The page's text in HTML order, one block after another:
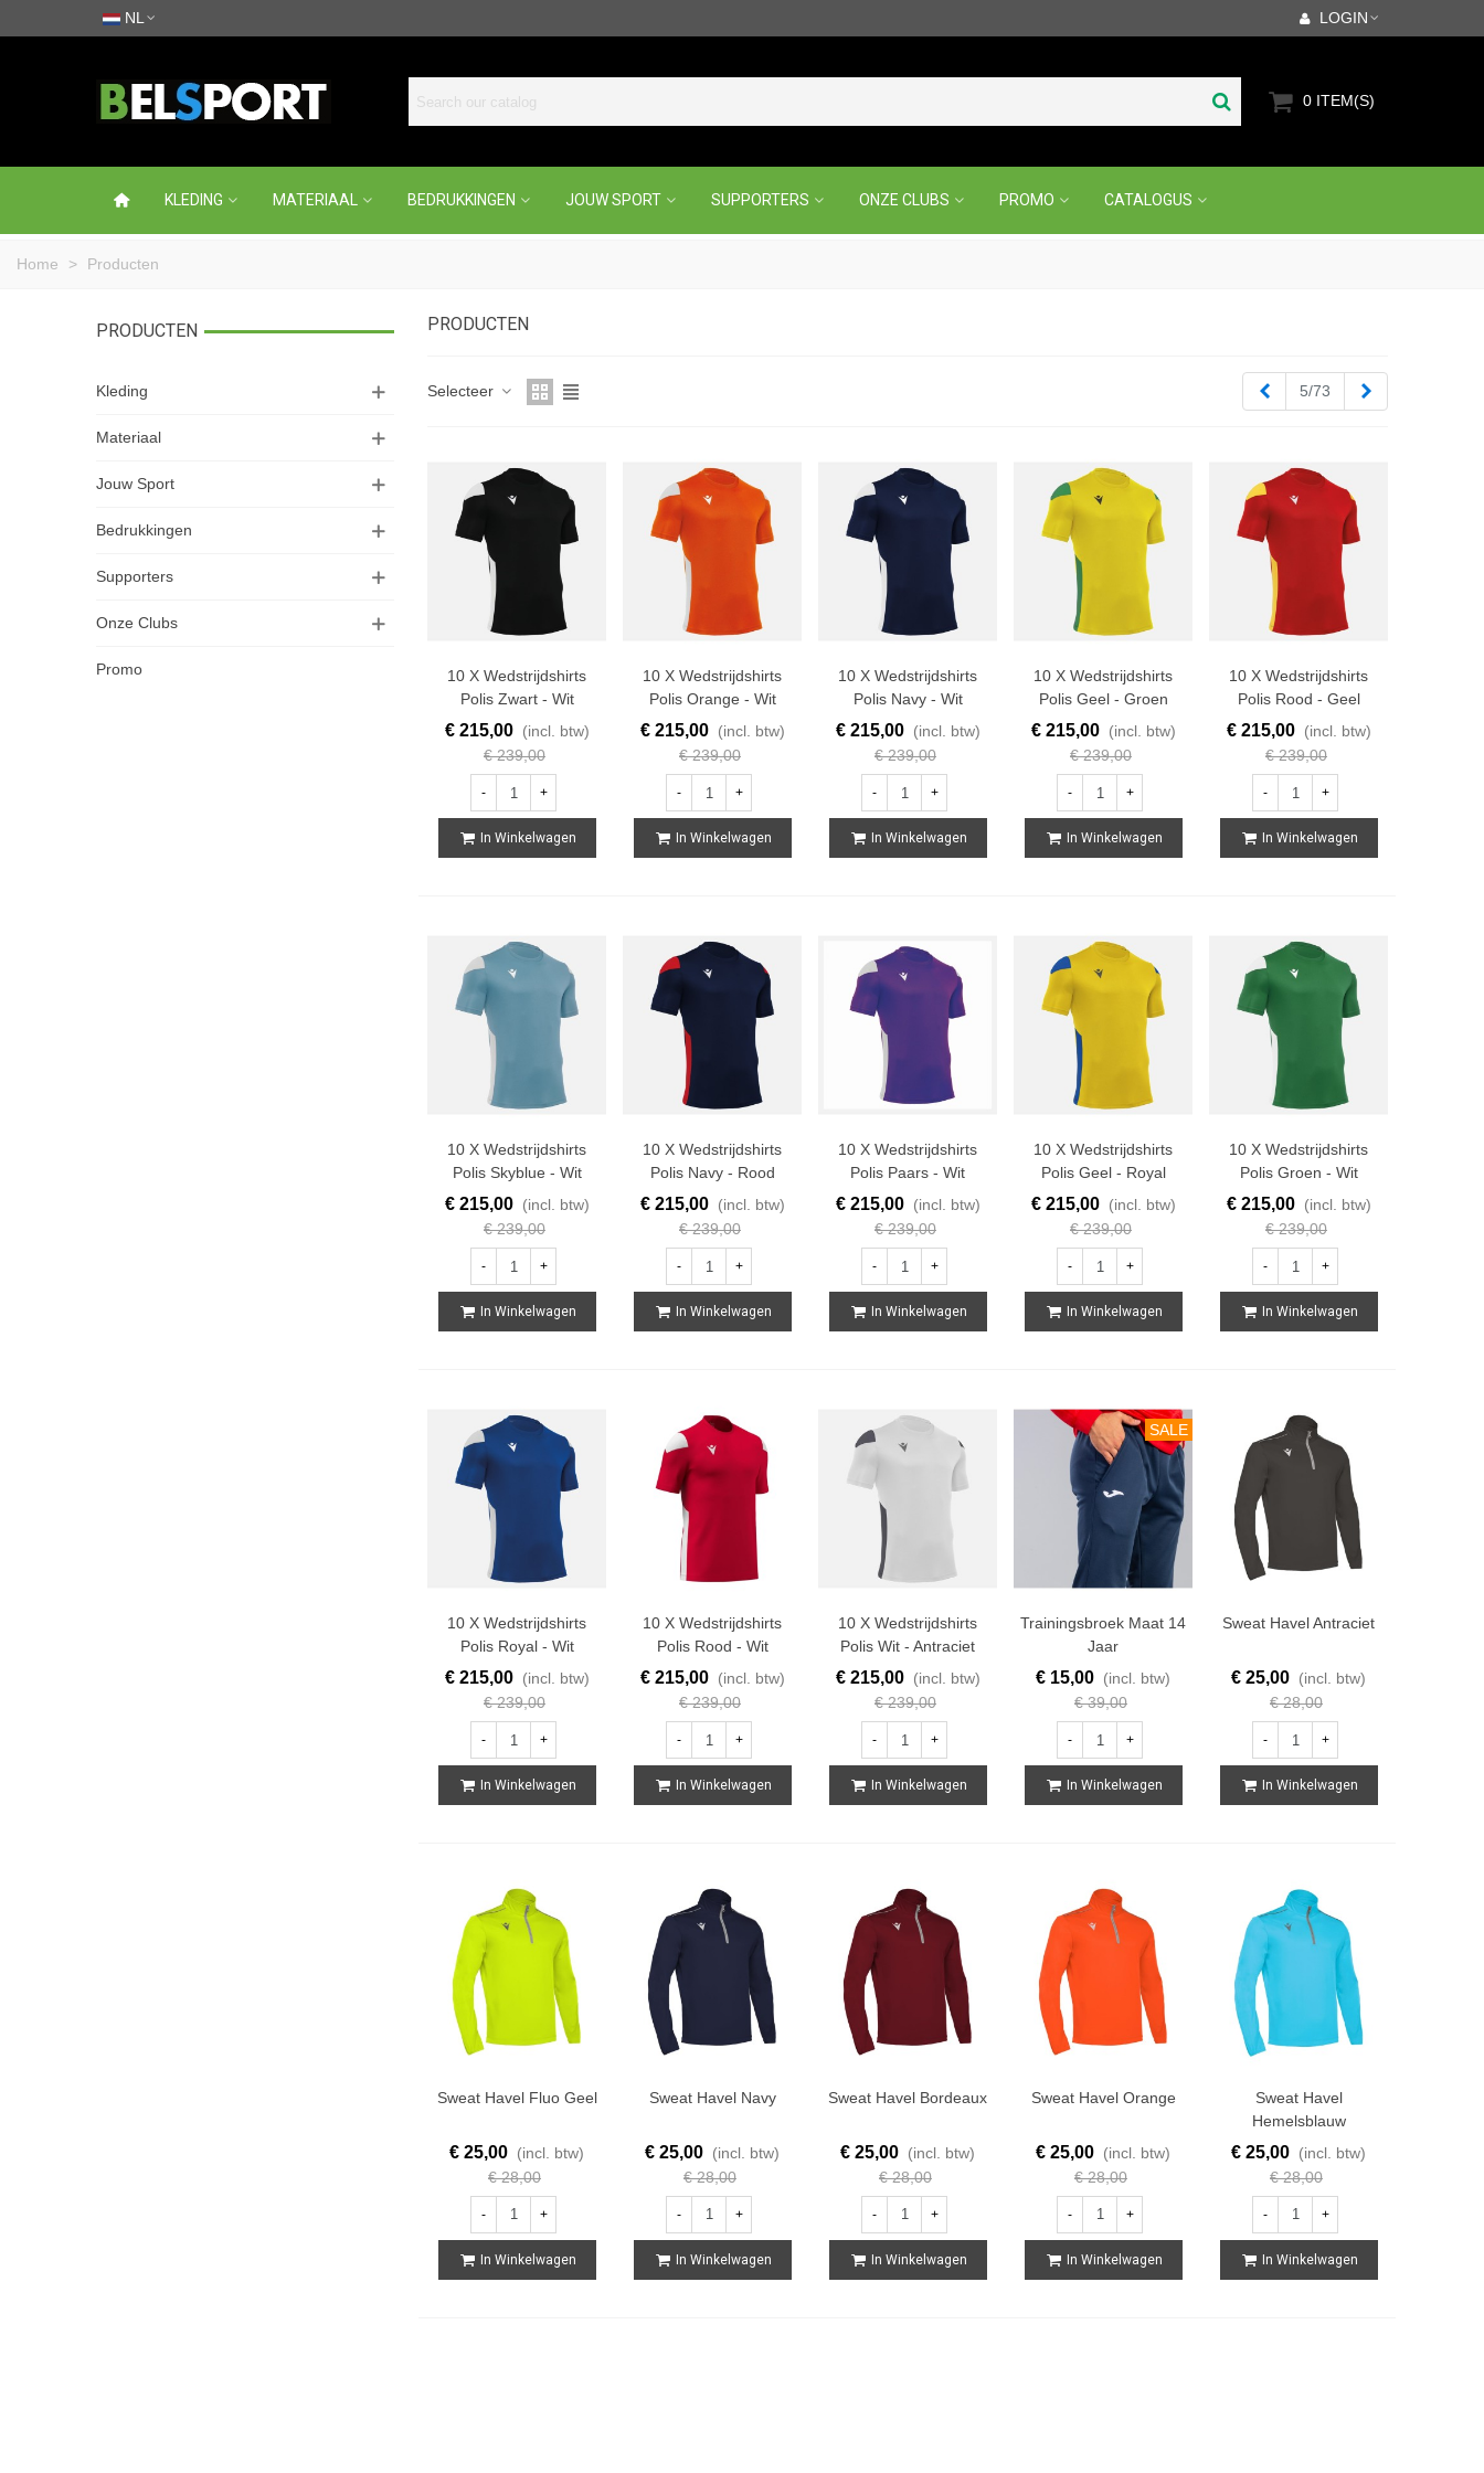
NL LOGIN
0 ITEM(S)
KLEDING MATERIAAL BEDRUKKINGEN JOUW SPORT SUPPORTERS ONZE CLUBS PROMO CATALOGUS
Home > Producten
PRODUCTEN
Kleding
Materiaal
Jouw Sport
Bedrukkingen
Supporters
Onze Clubs
Promo
PRODUCTEN
Selecteer Vorige5/73
10 X Wedstrijdshirts
Polis Zwart - Wit
€ 215,00 (incl. btw)
€ 239,00
- +
In Winkelwagen
10 X Wedstrijdshirts
Polis Orange - Wit
€ 215,00 (incl. btw)
€ 239,00
- +
In Winkelwagen
10 X Wedstrijdshirts
Polis Navy - Wit
€ 215,00 (incl. btw)
€ 239,00
- +
In Winkelwagen
10 X Wedstrijdshirts
Polis Geel - Groen
€ 215,00 (incl. btw)
€ 239,00
- +
In Winkelwagen
10 X Wedstrijdshirts
Polis Rood - Geel
€ 215,00 (incl. btw)
€ 239,00
- +
In Winkelwagen
10 X Wedstrijdshirts
Polis Skyblue - Wit
€ 215,00 (incl. btw)
€ 239,00
- +
In Winkelwagen
10 X Wedstrijdshirts
Polis Navy - Rood
€ 215,00 (incl. btw)
€ 239,00
- +
In Winkelwagen
10 X Wedstrijdshirts
Polis Paars - Wit
€ 215,00 (incl. btw)
€ 239,00
- +
In Winkelwagen
10 X Wedstrijdshirts
Polis Geel - Royal
Blauw
€ 215,00 (incl. btw)
€ 239,00
- +
In Winkelwagen
10 X Wedstrijdshirts
Polis Groen - Wit
€ 215,00 (incl. btw)
€ 239,00
- +
In Winkelwagen
10 X Wedstrijdshirts
Polis Royal - Wit
€ 215,00 (incl. btw)
€ 239,00
- +
In Winkelwagen
10 X Wedstrijdshirts
Polis Rood - Wit
€ 215,00 (incl. btw)
€ 239,00
- +
In Winkelwagen
10 X Wedstrijdshirts
Polis Wit - Antraciet
€ 215,00 (incl. btw)
€ 239,00
- +
In Winkelwagen
SALE
Trainingsbroek Maat 14
Jaar
€ 15,00 (incl. btw)
€ 39,00
- +
In Winkelwagen
Sweat Havel Antraciet
€ 25,00 (incl. btw)
€ 28,00
- +
In Winkelwagen
Sweat Havel Fluo Geel
€ 25,00 (incl. btw)
€ 28,00
- +
In Winkelwagen
Sweat Havel Navy
€ 25,00 (incl. btw)
€ 28,00
- +
In Winkelwagen
Sweat Havel Bordeaux
€ 25,00 (incl. btw)
€ 28,00
- +
In Winkelwagen
Sweat Havel Orange
€ 25,00 (incl. btw)
€ 28,00
- +
In Winkelwagen
Sweat Havel
Hemelsblauw
€ 25,00 (incl. btw)
€ 28,00
- +
In Winkelwagen